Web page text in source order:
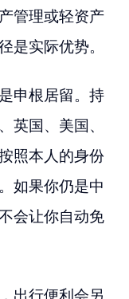
管理或轻资产
是实际优势。
申根居留。持
英国、美国、
照本人的身份
如果你仍是中
会让你自动免
出行便利会另